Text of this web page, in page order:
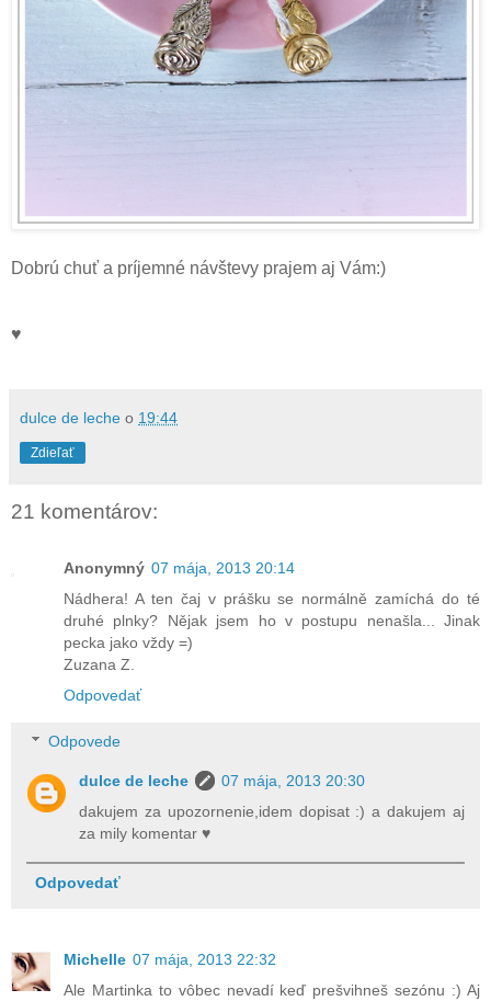
Dobrú chuť a príjemné návštevy prajem aj Vám:)
♥
dulce de leche o 19:44
Zdieľať
21 komentárov:
Anonymný 07 mája, 2013 20:14
Nádhera! A ten čaj v prášku se normálně zamíchá do té
druhé plnky? Nějak jsem ho v postupu nenašla... Jinak
pecka jako vždy =)
Zuzana Z.
Odpovedať
Odpovede
dulce de leche
07 mája, 2013 20:30
dakujem za upozornenie,idem dopisat :) a dakujem aj
za mily komentar ♥
Odpovedať
Michelle 07 mája, 2013 22:32
Ale Martinka to vôbec nevadí keď prešvihneš sezónu :) Aj